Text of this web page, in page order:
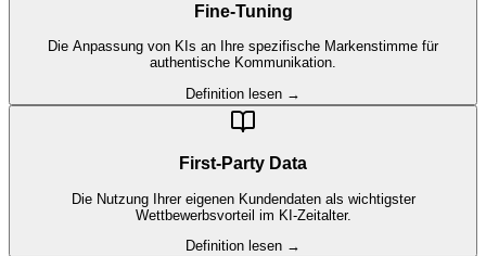
Fine-Tuning
Die Anpassung von KIs an Ihre spezifische Markenstimme für
authentische Kommunikation.
Definition lesen →
First-Party Data
Die Nutzung Ihrer eigenen Kundendaten als wichtigster
Wettbewerbsvorteil im KI-Zeitalter.
Definition lesen →